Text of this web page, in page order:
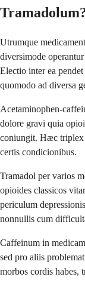
Utrumque
diversimode
Electio inter ea
quomodo ad diversa
Acetaminophen-
dolore gravi quia
coniungit. Hæc triplex
certis condicionibus.
Tramadol per varios
opioides classicos
periculum
nonnullis cum
Caffeinum in
sed pro aliis
morbos cordis habes,